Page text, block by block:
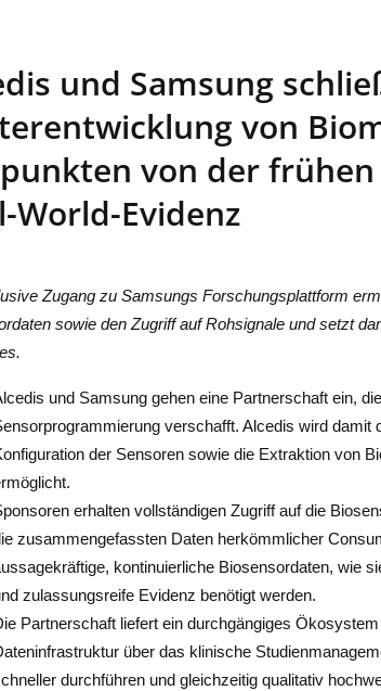
und Samsung
von
von der
World-Evidenz
Zugang zu Samsungs Forschungsplattform
sowie den Zugriff auf Rohsignale und setzt
und Samsung gehen eine Partnerschaft ein,
verschafft. Alcedis wird damit
der Sensoren sowie die Extraktion von
erhalten vollständigen Zugriff auf die
zusammengefassten Daten herkömmlicher
kontinuierliche Biosensordaten, wie
zulassungsreife Evidenz benötigt werden.
Partnerschaft liefert ein durchgängiges
über das klinische
durchführen und gleichzeitig qualitativ